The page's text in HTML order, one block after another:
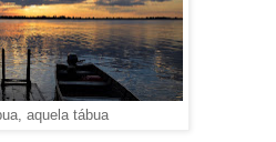
aquela tábua